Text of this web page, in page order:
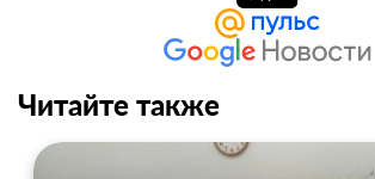
Читайте также